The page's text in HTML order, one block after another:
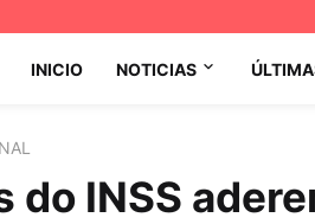
INICIO NOTICIAS
do INSS